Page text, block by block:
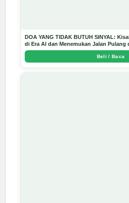
DOA YANG TIDAK BUTUH SINYAL:
di Era AI dan Menemukan Jalan Pulang
Arda Dinata
Beli / Baca